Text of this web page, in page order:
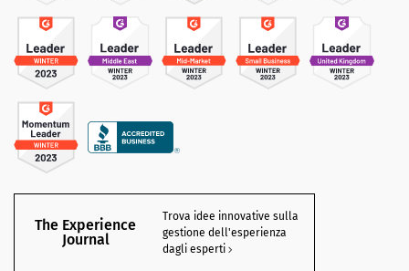
The Experience
Journal
Trova idee innovative sulla
gestione dell'esperienza
dagli esperti